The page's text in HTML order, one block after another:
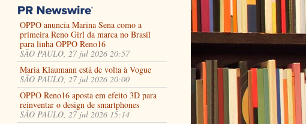
OPPO anuncia Marina Sena como a
primeira Reno Girl da marca no Brasil
para linha OPPO Reno16
SÃO PAULO, 27 jul 2026 20:57
Maria Klaumann está de volta à Vogue
SÃO PAULO, 27 jul 2026 20:00
OPPO Reno16 aposta em efeito 3D para
reinventar o design de smartphones
SÃO PAULO, 27 jul 2026 15:14